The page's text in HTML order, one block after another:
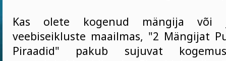
Kas olete kogenud mängija või
veebiseikluste maailmas, "2 Mängijat
Piraadid" pakub sujuvat